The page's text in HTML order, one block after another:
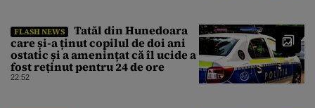
FLASH NEWS
Tatăl din Hunedoara
care și-a ținut copilul de doi ani
ostatic și a amenințat că îl ucide a
fost reținut pentru 24 de ore
22:52